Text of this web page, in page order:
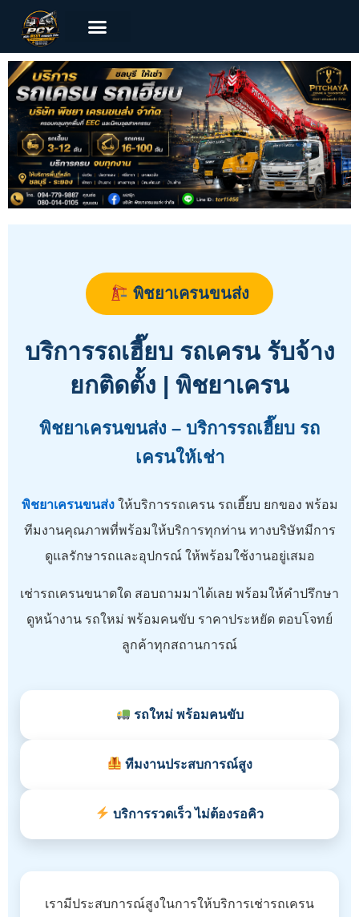
พิชยาเครนขนส่ง
บริการรถเฮี๊ยบ รถเครน รับจ้าง
ยกติดตั้ง | พิชยาเครน
พิชยาเครนขนส่ง – บริการรถเฮี๊ยบ รถ
เครนให้เช่า
พิชยาเครนขนส่งให้บริการรถเครน รถเฮี๊ยบ ยกของ พร้อม
ทีมงานคุณภาพที่พร้อมให้บริการทุกท่าน ทางบริษัทมีการ
ดูแลรักษารถและอุปกรณ์ ให้พร้อมใช้งานอยู่เสมอ
เช่ารถเครนขนาดใด สอบถามมาได้เลย พร้อมให้คำปรึกษา
ดูหน้างาน รถใหม่ พร้อมคนขับ ราคาประหยัด ตอบโจทย์
ลูกค้าทุกสถานการณ์
รถใหม่ พร้อมคนขับ
ทีมงานประสบการณ์สูง
บริการรวดเร็ว ไม่ต้องรอคิว
เรามีประสบการณ์สูงในการให้บริการเช่ารถเครน